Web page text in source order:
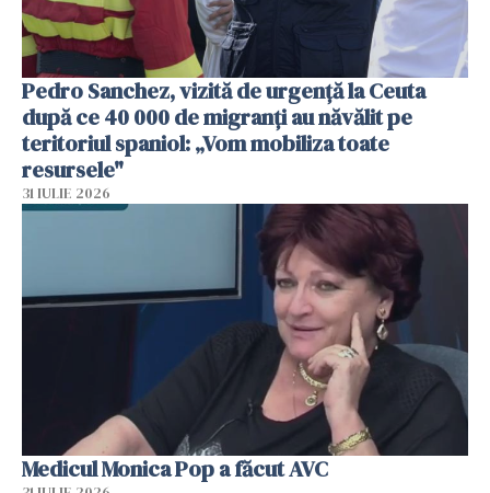
Pedro Sanchez, vizită de urgență la Ceuta
după ce 40 000 de migranți au năvălit pe
teritoriul spaniol: „Vom mobiliza toate
resursele"
31 IULIE 2026
Medicul Monica Pop a făcut AVC